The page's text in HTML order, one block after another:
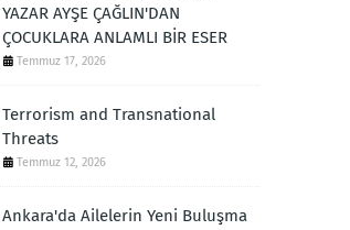
YAZAR AYŞE ÇAĞLIN'DAN
ÇOCUKLARA ANLAMLI BİR ESER
Temmuz 17, 2026
Terrorism and Transnational
Threats
Temmuz 12, 2026
Ankara'da Ailelerin Yeni Buluşma